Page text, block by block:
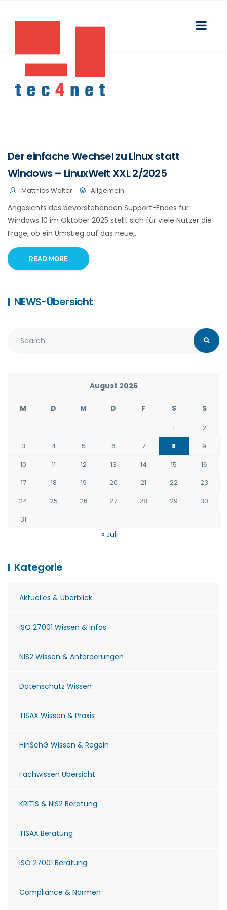
Der einfache Wechsel zu Linux statt
Windows – LinuxWelt XXL 2/2025
Matthias Walter Allgemein
Angesichts des bevorstehenden Support-Endes für
Windows 10 im Oktober 2025 stellt sich für viele Nutzer die
Frage, ob ein Umstieg auf das neue,.
READ MORE
NEWS-Übersicht
August 2026
M D M D F S S
1
2
3
4 5 6 7 8
9
10
11 12 13 14 15
16
17
18 19 20 21 22
23
24
25 26 27 28 29
30
31
« Juli
Kategorie
Aktuelles & Überblick
ISO 27001 Wissen & Infos
NIS2 Wissen & Anforderungen
Datenschutz Wissen
TISAX Wissen & Praxis
HinSchG Wissen & Regeln
Fachwissen Übersicht
KRITIS & NIS2 Beratung
TISAX Beratung
ISO 27001 Beratung
Compliance & Normen